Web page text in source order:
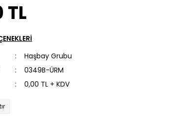
TL
Haşbay Grubu
0349B-ÜRM
0,00 TL + KDV